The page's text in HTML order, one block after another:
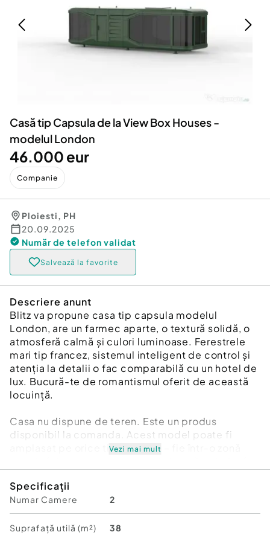
Servicii
Animale de companie
Afaceri și echipamente profesionale
Utilaje agricole si industriale
Piese auto si accesorii
Dacia Duster
Casă tip Capsula de la View Box Houses -
modelul London
46.000 eur
Companie
Ploiesti, PH
20.09.2025
Număr de telefon validat
Salvează la favorite
Descriere anunt
Blitz va propune casa tip capsula modelul
London, are un farmec aparte, o textură solidă, o
atmosferă calmă și culori luminoase. Ferestrele
mari tip francez, sistemul inteligent de control și
atenția la detalii o fac comparabilă cu un hotel de
lux. Bucură-te de romantismul oferit de această
locuință.
Casa nu dispune de teren. Este un produs
disponibil la comanda. Acest model poate fi
amplasat pe orice tip de teren – fie într-o zonă
racordarea la utilități. Poate fi conectat la rețelele
clasice de apă, electricitate și canalizare sau
poate funcționa independent, cu ajutorul unor
soluții sustenabile precum panouri fotovoltaice și
Vezi mai mult
Specificații
Numar Camere 2
Suprafață utilă (m²) 38